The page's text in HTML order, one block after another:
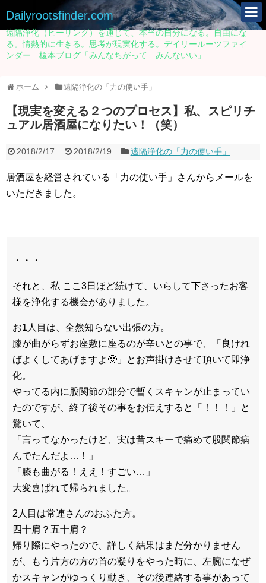
Dailyrootsfinder.com
遠隔浄化（ヒーリング）を通じて、本当の自分になる。自由にな
る。情熱的に生きる。思考が現実化する。デイリールーツファイ
ンダー 榎本ブログ「みんなちがって みんないい」
ホーム 遠隔浄化の「力の使い手」
【現実を変える２つのプロセス】私、スピリチ
ュアル居酒屋になりたい！（笑）
2018/2/17 2018/2/19 遠隔浄化の「力の使い手」
居酒屋を経営されている「力の使い手」さんからメールを
いただきました。
・・・
それと、私 ここ3日ほど続けて、 いらして下さったお客
様を浄化する機会がありました。
お1人目は、全然知らない出張の方。
膝が曲がらずお座敷に座るのが辛いとの事で、「 良けれ
ばよくしてあげますよ🙂」とお声掛けさせて頂いて即浄
化。
やってる内に股関節の部分で暫くスキャンが止まってい
たのですが 、終了後その事をお伝えすると「！！！」と
驚いて、
「言ってなかったけど、 実は昔スキーで痛めて股関節病
んでたんだよ…！」
「膝も曲がる！ええ！すごい…」
大変喜ばれて帰られました。
2人目は常連さんのおふた方。
四十肩？五十肩？
帰り際にやったので、詳しく結果はまだ分かりません
が、
もう片方の方の首の凝りをやった時に、 左腕になぜ
かスキャンがゆっくり動き、 その後連絡する事があって